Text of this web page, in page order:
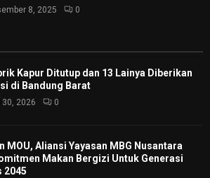
8, 2025 0
Kapur Ditutup dan 13 Lainya Diberikan
di Bandung Barat
2026 0
MOU, Aliansi Yayasan MBG Nusantara
Makan Bergizi Untuk Generasi
2045